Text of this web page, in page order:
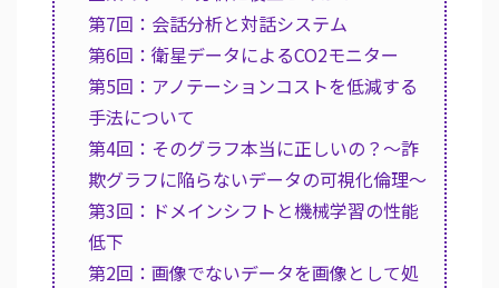
第7回：会話分析と対話システム
第6回：衛星データによるCO2モニター
第5回：アノテーションコストを低減する
手法について
第4回：そのグラフ本当に正しいの？～詐
欺グラフに陥らないデータの可視化倫理～
第3回：ドメインシフトと機械学習の性能
低下
第2回：画像でないデータを画像として処